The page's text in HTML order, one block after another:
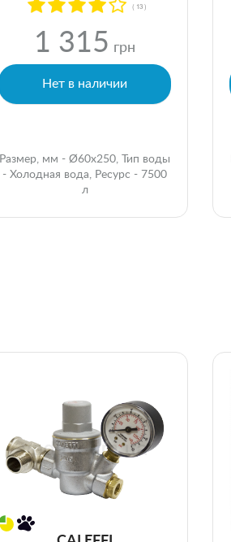
( 13 )
1 315 грн
Нет в наличии
Размер, мм - Ø60x250, Тип воды
- Холодная вода, Ресурс - 7500
л